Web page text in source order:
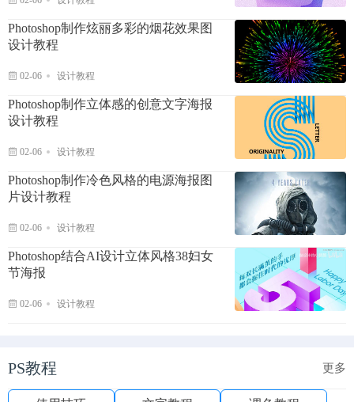
Photoshop制作炫丽多彩的烟花效果图
设计教程
02-06 设计教程
Photoshop制作立体感的创意文字海报
设计教程
02-06 设计教程
Photoshop制作冷色风格的电源海报图
片设计教程
02-06 设计教程
Photoshop结合AI设计立体风格38妇女
节海报
02-06 设计教程
PS教程 更多